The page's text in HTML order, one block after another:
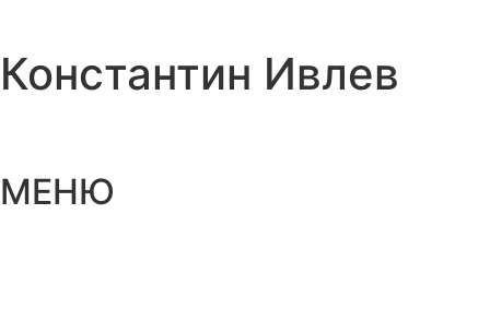
Константин Ивлев
МЕНЮ